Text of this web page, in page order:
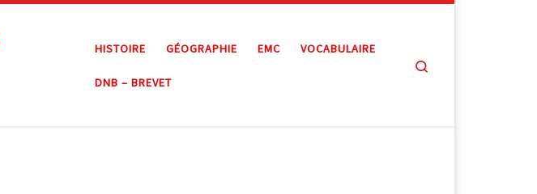
HISTOIRE GÉOGRAPHIE EMC VOCABULAIRE
DNB – BREVET